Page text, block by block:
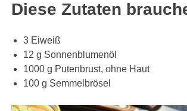
Diese Zutaten
3 Eiweiß
12 g Sonnenblumenöl
1000 g Putenbrust, ohne Haut
100 g Semmelbrösel